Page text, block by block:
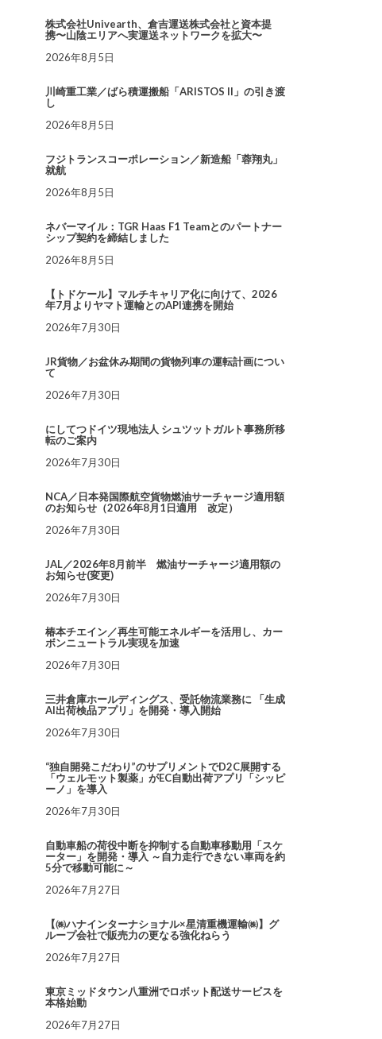
株式会社Univearth、倉吉運送株式会社と資本提
携〜山陰エリアへ実運送ネットワークを拡大〜
2026年8月5日
川崎重工業／ばら積運搬船「ARISTOS II」の引き渡
し
2026年8月5日
フジトランスコーポレーション／新造船「蓉翔丸」
就航
2026年8月5日
ネバーマイル：TGR Haas F1 Teamとのパートナー
シップ契約を締結しました
2026年8月5日
【トドケール】マルチキャリア化に向けて、2026
年7月よりヤマト運輸とのAPI連携を開始
2026年7月30日
JR貨物／お盆休み期間の貨物列車の運転計画につい
て
2026年7月30日
にしてつドイツ現地法人 シュツットガルト事務所移
転のご案内
2026年7月30日
NCA／日本発国際航空貨物燃油サーチャージ適用額
のお知らせ（2026年8月1日適用 改定）
2026年7月30日
JAL／2026年8月前半 燃油サーチャージ適用額の
お知らせ(変更)
2026年7月30日
椿本チエイン／再生可能エネルギーを活用し、カー
ボンニュートラル実現を加速
2026年7月30日
三井倉庫ホールディングス、受託物流業務に 「生成
AI出荷検品アプリ」を開発・導入開始
2026年7月30日
“独自開発こだわり”のサプリメントでD2C展開する
「ウェルモット製薬」がEC自動出荷アプリ「シッピ
ーノ」を導入
2026年7月30日
自動車船の荷役中断を抑制する自動車移動用「スケ
ーター」を開発・導入 ～自力走行できない車両を約
5分で移動可能に～
2026年7月27日
【㈱ハナインターナショナル×星清重機運輸㈱】グ
ループ会社で販売力の更なる強化ねらう
2026年7月27日
東京ミッドタウン八重洲でロボット配送サービスを
本格始動
2026年7月27日